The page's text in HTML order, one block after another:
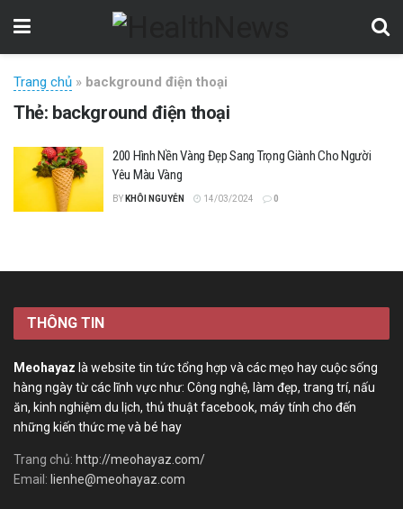
Trang chủ » background điện thoại
Thẻ: background điện thoại
200 Hình Nền Vàng Đẹp Sang Trọng Giành Cho Người
Yêu Màu Vàng
BY KHÔI NGUYỄN 14/03/2024 0
THÔNG TIN
Meohayaz là website tin tức tổng hợp và các mẹo hay cuộc sống
hàng ngày từ các lĩnh vực như: Công nghệ, làm đẹp, trang trí, nấu
ăn, kinh nghiệm du lịch, thủ thuật facebook, máy tính cho đến
những kiến thức mẹ và bé hay
Trang chủ: http://meohayaz.com/
Email: lienhe@meohayaz.com